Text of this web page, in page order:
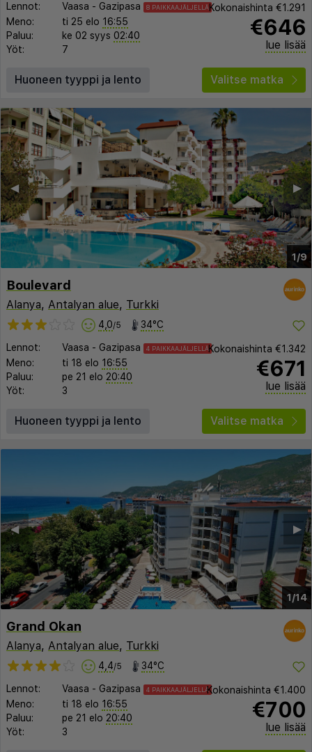
Lennot: Vaasa - Gazipasa 8 PAIKKAAJÄLJELLÄ
Meno: ti 25 elo 16:55
Paluu:
ke 02 syys 02:40
Yöt:
7
Kokonaishinta €1.291
€646
lue lisää
Huoneen tyyppi ja lento Valitse matka
1/9
▶︎
◀︎
Boulevard
Alanya, Antalyan alue, Turkki
4,0/5 34°C
Lennot: Vaasa - Gazipasa 4 PAIKKAAJÄLJELLÄ
Meno: ti 18 elo 16:55
Paluu:
pe 21 elo 20:40
Yöt:
3
Kokonaishinta €1.342
€671
lue lisää
Huoneen tyyppi ja lento Valitse matka
1/14
▶︎
◀︎
Grand Okan
Alanya, Antalyan alue, Turkki
4,4/5 34°C
Lennot: Vaasa - Gazipasa 4 PAIKKAAJÄLJELLÄ
Meno: ti 18 elo 16:55
Paluu:
pe 21 elo 20:40
Yöt:
3
Kokonaishinta €1.400
€700
lue lisää